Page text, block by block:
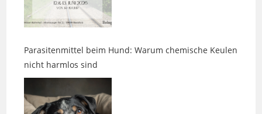
Parasitenmittel beim Hund: Warum chemische Keulen